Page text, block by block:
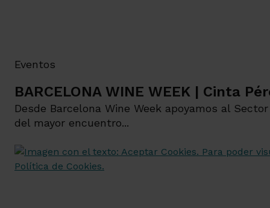
Eventos
BARCELONA WINE WEEK | Cinta
Desde Barcelona Wine Week apoyamos al
del mayor encuentro...